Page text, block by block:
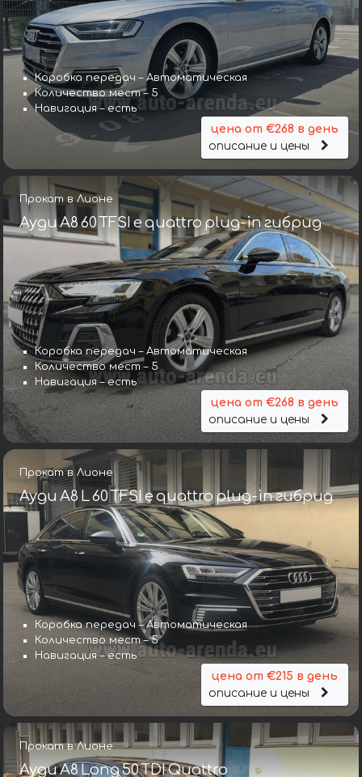
Коробка передач – Автоматическая
Количество мест – 5
Навигация – есть
цена от €268 в день
описание и цены
Прокат в Лионе
Ауди A8 60 TFSI e quattro plug-in гибрид
Коробка передач – Автоматическая
Количество мест – 5
Навигация – есть
цена от €268 в день
описание и цены
Прокат в Лионе
Ауди A8 L 60 TFSI e quattro plug-in гибрид
Коробка передач – Автоматическая
Количество мест – 5
Навигация – есть
цена от €215 в день
описание и цены
Прокат в Лионе
Ауди A8 Long 50 TDI Quattro